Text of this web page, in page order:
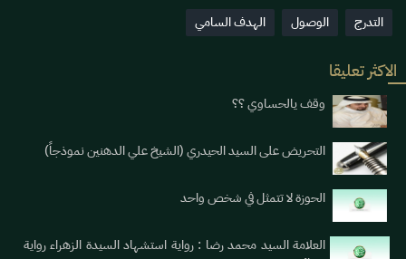
التدرج
الوصول الهدف السامي
الاكثر تعليقا
وقف يالحساوي ؟؟
التحريض على السيد الحيدري (الشيخ علي الدهنين نموذجاً)
الحوزة لا تتمثل في شخص واحد
العلامة السيد محمد رضا : رواية استشهاد السيدة الزهراء رواية